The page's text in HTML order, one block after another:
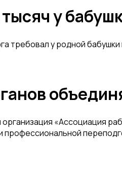
у
требовал у родной
«Ассоциация